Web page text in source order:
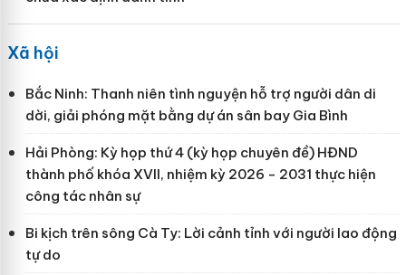
Xã hội
Bắc Ninh: Thanh niên tình nguyện hỗ trợ người dân di
dời, giải phóng mặt bằng dự án sân bay Gia Bình
Hải Phòng: Kỳ họp thứ 4 (kỳ họp chuyên đề) HĐND
thành phố khóa XVII, nhiệm kỳ 2026 - 2031 thực hiện
công tác nhân sự
Bi kịch trên sông Cà Ty: Lời cảnh tỉnh với người lao động
tự do